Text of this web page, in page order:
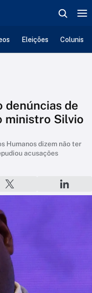
Eleições
denúncias de
ministro Silvio
Humanos dizem não ter
acusações